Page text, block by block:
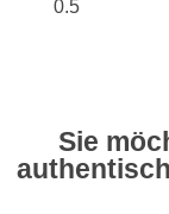
Sie